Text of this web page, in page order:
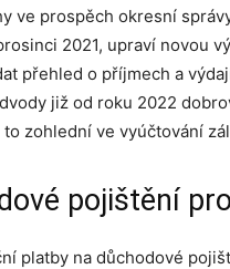
ve prospěch okresní
2021, upraví novou
přehled o příjmech a
již od roku 2022
zohlední ve vyúčtování
pojištění
platby na důchodové